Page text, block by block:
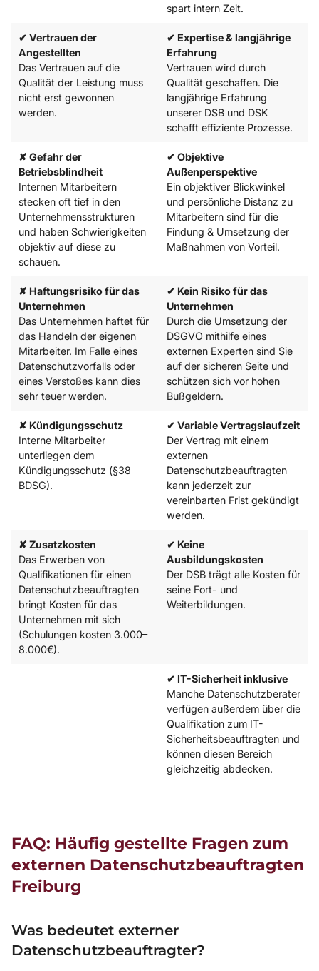
spart intern Zeit.
✔ Vertrauen der
Angestellten
Das Vertrauen auf die
Qualität der Leistung muss
nicht erst gewonnen
werden.
✔ Expertise & langjährige
Erfahrung
Vertrauen wird durch
Qualität geschaffen. Die
langjährige Erfahrung
unserer DSB und DSK
schafft effiziente Prozesse.
✘ Gefahr der
Betriebsblindheit
Internen Mitarbeitern
stecken oft tief in den
Unternehmensstrukturen
und haben Schwierigkeiten
objektiv auf diese zu
schauen.
✔ Objektive
Außenperspektive
Ein objektiver Blickwinkel
und persönliche Distanz zu
Mitarbeitern sind für die
Findung & Umsetzung der
Maßnahmen von Vorteil.
✘ Haftungsrisiko für das
Unternehmen
Das Unternehmen haftet für
das Handeln der eigenen
Mitarbeiter. Im Falle eines
Datenschutzvorfalls oder
eines Verstoßes kann dies
sehr teuer werden.
✔ Kein Risiko für das
Unternehmen
Durch die Umsetzung der
DSGVO mithilfe eines
externen Experten sind Sie
auf der sicheren Seite und
schützen sich vor hohen
Bußgeldern.
✘ Kündigungsschutz
Interne Mitarbeiter
unterliegen dem
Kündigungsschutz (§38
BDSG).
✔ Variable Vertragslaufzeit
Der Vertrag mit einem
externen
Datenschutzbeauftragten
kann jederzeit zur
vereinbarten Frist gekündigt
werden.
✘ Zusatzkosten
Das Erwerben von
Qualifikationen für einen
Datenschutzbeauftragten
bringt Kosten für das
Unternehmen mit sich
(Schulungen kosten 3.000–
8.000€).
✔ Keine
Ausbildungskosten
Der DSB trägt alle Kosten für
seine Fort- und
Weiterbildungen.
✔ IT-Sicherheit inklusive
Manche Datenschutzberater
verfügen außerdem über die
Qualifikation zum IT-
Sicherheitsbeauftragten und
können diesen Bereich
gleichzeitig abdecken.
FAQ: Häufig gestellte Fragen zum
externen Datenschutzbeauftragten
Freiburg
Was bedeutet externer
Datenschutzbeauftragter?